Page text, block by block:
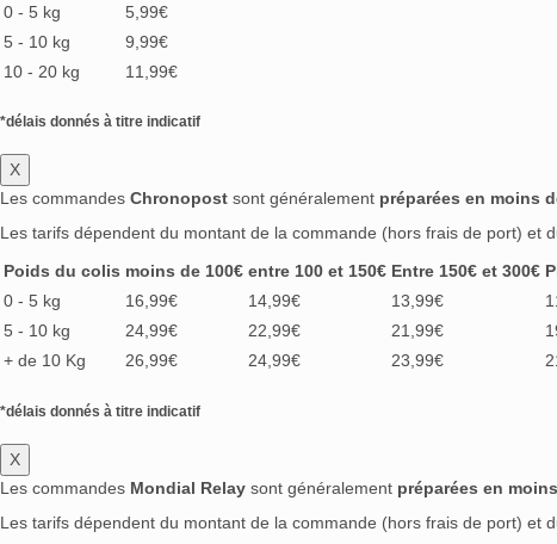
0 - 5 kg
5,99€
5 - 10 kg
9,99€
10 - 20 kg
11,99€
*délais donnés à titre indicatif
X
Les commandes Chronopost sont généralement préparées en moins
Les tarifs dépendent du montant de la commande (hors frais de port) et
Poids du colis moins de 100€ entre 100 et 150€ Entre 150€ et 300€
0 - 5 kg
16,99€ 14,99€ 13,99€
5 - 10 kg
24,99€ 22,99€ 21,99€
+ de 10 Kg
26,99€ 24,99€ 23,99€
*délais donnés à titre indicatif
X
Les commandes Mondial Relay sont généralement préparées en
Les tarifs dépendent du montant de la commande (hors frais de port) et